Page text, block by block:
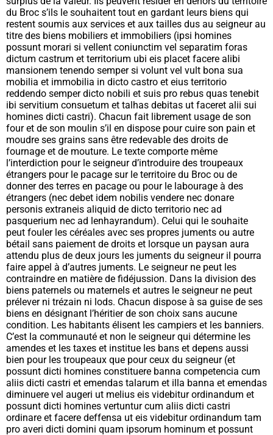
du Broc s’ils le souhaitent tout en gardant leurs biens qui
restent soumis aux services et aux tailles dus au seigneur au
titre des biens mobiliers et immobiliers (ipsi homines
possunt morari si vellent coniunctim vel separatim foras
dictum castrum et territorium ubi eis placet facere alibi
mansionem tenendo semper si volunt vel vult bona sua
mobilia et immobilia in dicto castro et eius territorio
reddendo semper dicto nobili et suis pro rebus quas tenebit
ibi servitium consuetum et talhas debitas ut faceret alii sui
homines dicti castri). Chacun fait librement usage de son
four et de son moulin s’il en dispose pour cuire son pain et
moudre ses grains sans être redevable des droits de
fournage et de mouture. Le texte comporte même
l’interdiction pour le seigneur d’introduire des troupeaux
étrangers pour le pacage sur le territoire du Broc ou de
donner des terres en pacage ou pour le labourage à des
étrangers (nec debet idem nobilis vendere nec donare
personis extraneis aliquid de dicto territorio nec ad
pasquerium nec ad lenhayrandum). Celui qui le souhaite
peut fouler les céréales avec ses propres juments ou autre
bétail sans paiement de droits et lorsque un paysan aura
attendu plus de deux jours les juments du seigneur il pourra
faire appel à d’autres juments. Le seigneur ne peut les
contraindre en matière de fidéjussion. Dans la division des
biens paternels ou maternels et autres le seigneur ne peut
prélever ni trézain ni lods. Chacun dispose à sa guise de ses
biens en désignant l’héritier de son choix sans aucune
condition. Les habitants élisent les campiers et les banniers.
C’est la communauté et non le seigneur qui détermine les
amendes et les taxes et institue les bans et depens aussi
bien pour les troupeaux que pour ceux du seigneur (et
possunt dicti homines constituere banna competencia cum
aliis dicti castri et emendas talarum et illa banna et emendas
diminuere vel augeri ut melius eis videbitur ordinandum et
possunt dicti homines vertuntur cum aliis dicti castri
ordinare et facere deffensa ut eis videbitur ordinandum tam
pro averi dicti domini quam ipsorum hominum et possunt